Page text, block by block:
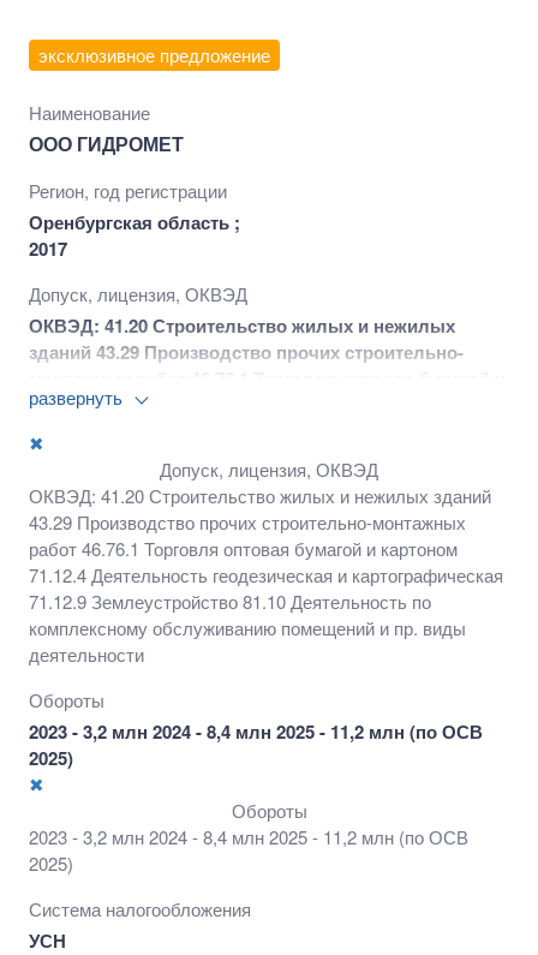
эксклюзивное предложение
Наименование
ООО ГИДРОМЕТ
Регион, год регистрации
Оренбургская область ;
2017
Допуск, лицензия, ОКВЭД
ОКВЭД: 41.20 Строительство жилых и нежилых
зданий 43.29 Производство прочих строительно-
картоном 71.12.4 Деятельность геодезическая и
картографическая 71.12.9 Землеустройство 81.10
Деятельность по комплексному обслуживанию
помещений и пр. виды деятельности
развернуть
✖
Допуск, лицензия, ОКВЭД
ОКВЭД: 41.20 Строительство жилых и нежилых зданий
43.29 Производство прочих строительно-монтажных
работ 46.76.1 Торговля оптовая бумагой и картоном
71.12.4 Деятельность геодезическая и картографическая
71.12.9 Землеустройство 81.10 Деятельность по
комплексному обслуживанию помещений и пр. виды
деятельности
Обороты
2023 - 3,2 млн 2024 - 8,4 млн 2025 - 11,2 млн (по ОСВ
2025)
✖
Обороты
2023 - 3,2 млн 2024 - 8,4 млн 2025 - 11,2 млн (по ОСВ
2025)
Система налогообложения
УСН